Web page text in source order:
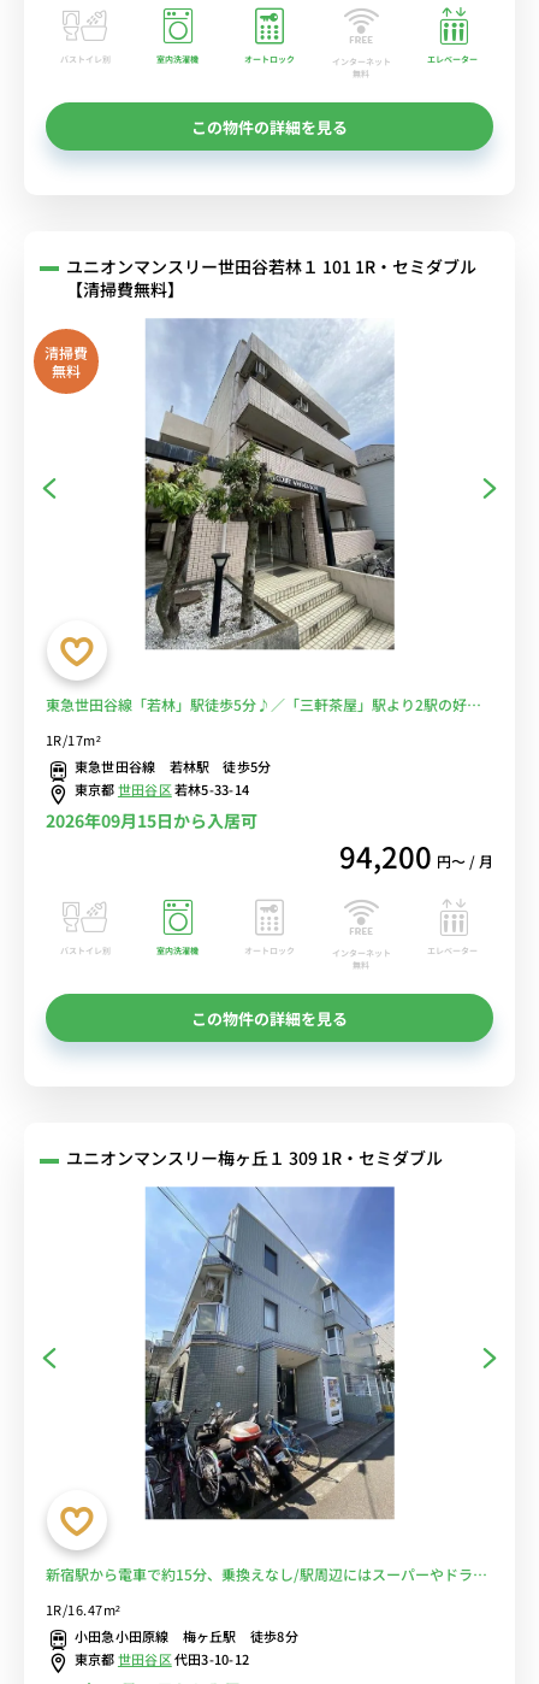
バストイレ別 室内洗濯機 オートロック
インターネット
無料
エレベーター
この物件の詳細を見る
ユニオンマンスリー世田谷若林１ 101 1R・セミダブル
【清掃費無料】
清掃費
無料
東急世田谷線「若林」駅徒歩5分♪／「三軒茶屋」駅より2駅の好立
地☆／■選べるWi-Fi格安レンタル中！
1R/17m²
東急世田谷線 若林駅 徒歩5分
東京都世田谷区若林5-33-14
2026年09月15日から入居可
94,200 円〜 / 月
バストイレ別 室内洗濯機 オートロック
インターネット
無料
エレベーター
この物件の詳細を見る
ユニオンマンスリー梅ヶ丘１ 309 1R・セミダブル
新宿駅から電車で約15分、乗換えなし/駅周辺にはスーパーやドラッ
1R/16.47m²
小田急小田原線 梅ヶ丘駅 徒歩8分
東京都世田谷区代田3-10-12